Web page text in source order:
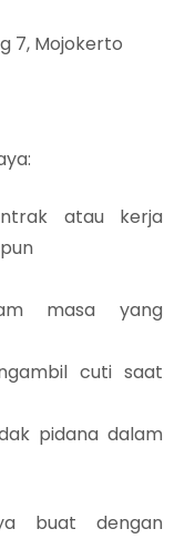
7, Mojokerto
atau kerja
masa yang
cuti saat
pidana dalam
buat dengan